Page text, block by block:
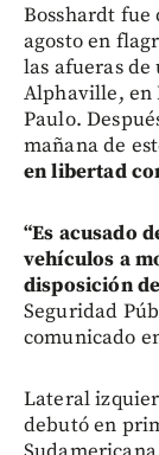
Bosshardt fue
agosto en
las afueras
Alphaville, en
Paulo.
mañana de
en libertad
“Es acusado
vehículos a
disposición
Seguridad
comunicado
Lateral
debutó en